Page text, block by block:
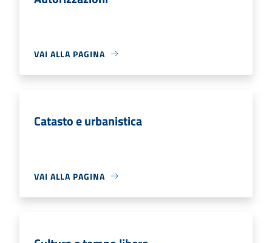
VAI ALLA PAGINA
Catasto e urbanistica
VAI ALLA PAGINA